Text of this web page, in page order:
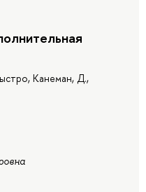
Канеман, Д.,